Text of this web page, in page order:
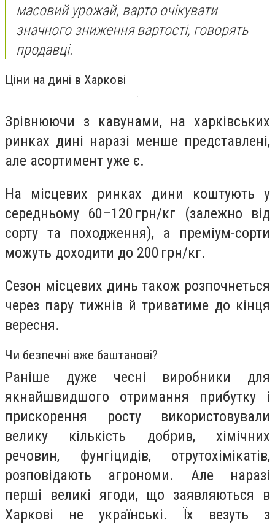
масовий урожай, варто очікувати
значного зниження вартості, говорять
продавці.
Ціни на дині в Харкові
Зрівнюючи з кавунами, на харківських
ринках дині наразі менше представлені,
але асортимент уже є.
На місцевих ринках дини коштують у
середньому 60–120 грн/кг (залежно від
сорту та походження), а преміум-сорти
можуть доходити до 200 грн/кг.
Сезон місцевих динь також розпочнеться
через пару тижнів й триватиме до кінця
вересня.
Чи безпечні вже баштанові?
Раніше дуже чесні виробники для
якнайшвидшого отримання прибутку і
прискорення росту використовували
велику кількість добрив, хімічних
речовин, фунгіцидів, отрутохімікатів,
розповідають агрономи. Але наразі
перші великі ягоди, що заявляються в
Харкові не українські. Їх везуть з